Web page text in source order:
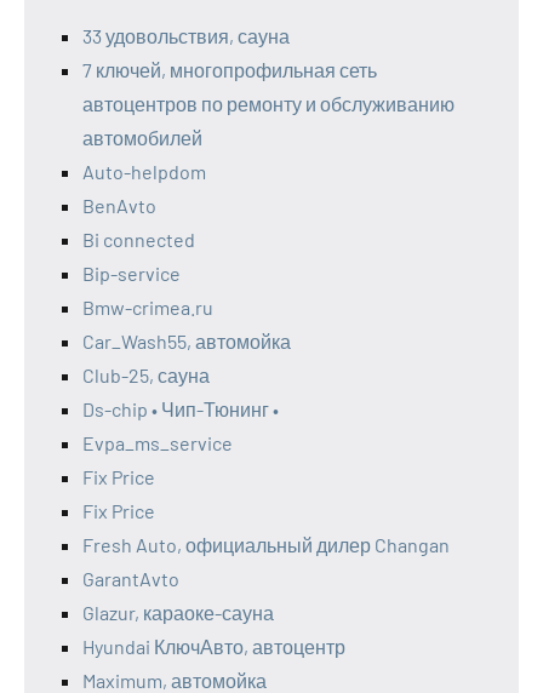
33 удовольствия, сауна
7 ключей, многопрофильная сеть
автоцентров по ремонту и обслуживанию
автомобилей
Auto-helpdom
BenAvto
Bi connected
Bip-service
Bmw-crimea.ru
Car_Wash55, автомойка
Club-25, сауна
Ds-chip • Чип-Тюнинг •
Evpa_ms_service
Fix Price
Fix Price
Fresh Auto, официальный дилер Changan
GarantAvto
Glazur, караоке-сауна
Hyundai КлючАвто, автоцентр
Maximum, автомойка